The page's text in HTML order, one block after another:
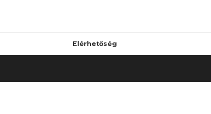
Elérhetőség